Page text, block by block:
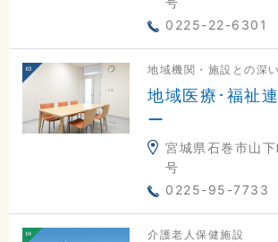
0225-22-6301
地域機関・施設との深
地域医療･福祉
ー
宮城県石巻市山
号
0225-95-7733
介護老人保健施設